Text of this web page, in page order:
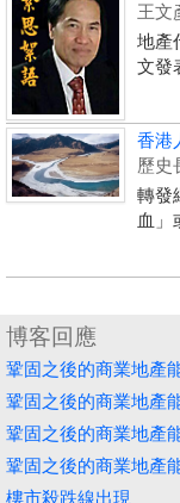
王文
地產
文發
香港
歷史
轉發
血」
博客回應
鞏固之後的商業地產
鞏固之後的商業地產
鞏固之後的商業地產
鞏固之後的商業地產
樓市殺跌線出現